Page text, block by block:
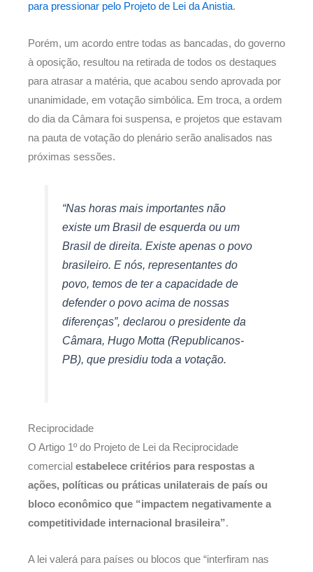
para pressionar pelo Projeto de Lei da Anistia.
Porém, um acordo entre todas as bancadas, do governo
à oposição, resultou na retirada de todos os destaques
para atrasar a matéria, que acabou sendo aprovada por
unanimidade, em votação simbólica. Em troca, a ordem
do dia da Câmara foi suspensa, e projetos que estavam
na pauta de votação do plenário serão analisados nas
próximas sessões.
“Nas horas mais importantes não
existe um Brasil de esquerda ou um
Brasil de direita. Existe apenas o povo
brasileiro. E nós, representantes do
povo, temos de ter a capacidade de
defender o povo acima de nossas
diferenças”, declarou o presidente da
Câmara, Hugo Motta (Republicanos-
PB), que presidiu toda a votação.
Reciprocidade
O Artigo 1º do Projeto de Lei da Reciprocidade
comercial estabelece critérios para respostas a
ações, políticas ou práticas unilaterais de país ou
bloco econômico que “impactem negativamente a
competitividade internacional brasileira”.
A lei valerá para países ou blocos que “interfiram nas